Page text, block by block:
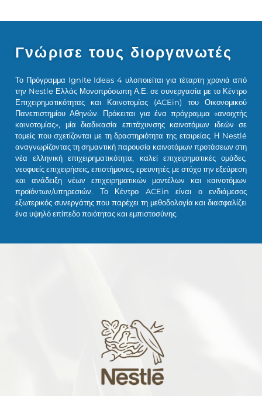
Γνώρισε τους διοργανωτές
Το Πρόγραμμα Ignite Ideas 4 υλοποιείται για τέταρτη χρονιά από
την Nestle Ελλάς Μονοπρόσωπη Α.Ε. σε συνεργασία με το Κέντρο
Επιχειρηματικότητας και Καινοτομίας (ACEin) του Οικονομικού
Πανεπιστημίου Αθηνών. Πρόκειται για ένα πρόγραμμα «ανοιχτής
καινοτομίας», μία διαδικασία επιτάχυνσης καινοτόμων ιδεών σε
τομείς που σχετίζονται με τη δραστηριότητα της εταιρείας. Η Nestlé
αναγνωρίζοντας τη σημαντική παρουσία καινοτόμων προτάσεων στη
νέα ελληνική επιχειρηματικότητα, καλεί επιχειρηματικές ομάδες,
νεοφυείς επιχειρήσεις, επιστήμονες, ερευνητές με στόχο την εξεύρεση
και ανάδειξη νέων επιχειρηματικών μοντέλων και καινοτόμων
προϊόντων/υπηρεσιών. Το Κέντρο ACEin είναι ο ενδιάμεσος
εξωτερικός συνεργάτης που παρέχει τη μεθοδολογία και διασφαλίζει
ένα υψηλό επίπεδο ποιότητας και εμπιστοσύνης.